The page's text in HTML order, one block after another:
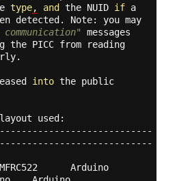
type, and the NUID if a
detected. Note: you may
messages
the PICC from
reading
into the public
layout
used:
MFRC522
Arduino